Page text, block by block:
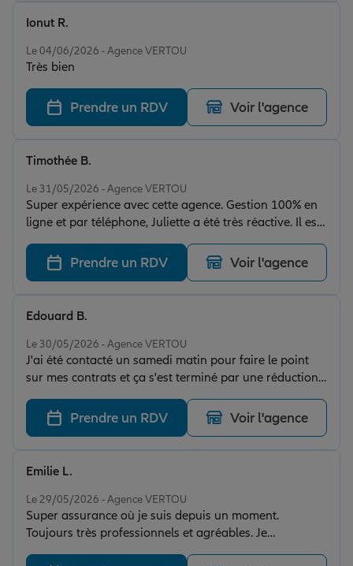
Le 04/06/2026 - Agence VERTOU
Très bien
Ionut R.
Prendre un RDV Voir l'agence
Le 31/05/2026 - Agence VERTOU
Super expérience avec cette agence. Gestion 100% en
ligne et par téléphone, Juliette a été très réactive. Il est
facile de joindre l’agence. Je recommande.
Timothée B.
Prendre un RDV Voir l'agence
Le 30/05/2026 - Agence VERTOU
J'ai été contacté un samedi matin pour faire le point
sur mes contrats et ça s'est terminé par une réduction
pour me remercier de ma fidélité
Edouard B.
Prendre un RDV Voir l'agence
Le 29/05/2026 - Agence VERTOU
Super assurance où je suis depuis un moment.
Toujours très professionnels et agréables. Je
recommande vivement.
Emilie L.